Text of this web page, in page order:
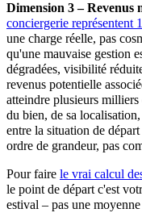
Dimension 3 – Revenus
conciergerie représentent
une charge réelle, pas
qu'une mauvaise gestion
dégradées, visibilité
revenus potentielle
atteindre plusieurs
du bien, de sa
entre la situation de
ordre de grandeur, pas
Pour faire le vrai calcul
le point de départ c'est
estival – pas une